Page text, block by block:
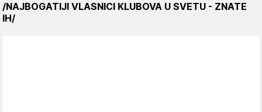
/NAJBOGATIJI VLASNICI KLUBOVA U SVETU - ZNATE
IH/